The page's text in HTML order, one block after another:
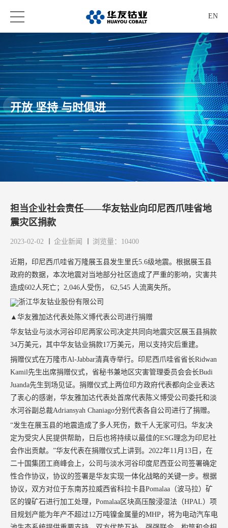
EN
开放 坚持 与时俱进
担当企业社会责任——华友钴业向印尼西爪哇省地
震灾区捐款
2023-02-02 企业新闻 浏览量：10400
近期，印尼西爪哇省万隆展玉县发生里氏5.6级地震。根据展玉县
政府的数据，本次地震对当地部分社区造成了严重的影响，灾害共
造成602人死亡；2,046人受伤， 62,545 人流离失所。
▲华友雅加达代表处陈义博代表公司进行捐赠
华友钴业与淡水河谷印尼两家公司决定共同向地震灾区展玉县捐款
34万美元，其中华友钴业捐款17万美元，用以支持灾后重建。
捐赠仪式在万隆市Al-Jabbar清真寺举行。印尼西爪哇省省长Ridwan
Kamil先生出席捐赠仪式，省秘书兼地区灾害管理委员会会长Budi
Juanda先生到场见证。捐赠仪式上两位印方政府代表都向企业表达
了衷心的感谢，华友雅加达代表处首席代表陈义博受公司委托和淡
水河谷副总裁Adriansyah Chaniago分别代表各自公司进行了捐赠。
“发生在展玉县的地震造成了多人死伤，数千人无家可归。华友决
定为受灾人民提供帮助，日后也将持续以最佳的ESG理念为印尼社
会作出贡献。”华友代表在捐赠仪式上讲到。2022年11月13日，在
二十国集团工商峰会上，公司与淡水河谷印度尼西亚公司签署确定
性合作协议，协议的签署是华友实现一体化战略的关键一步。根据
协议，双方对位于东南苏拉威西省科拉卡县Pomalaa（波马拉）矿
区的镍矿石进行加工处理，Pomalaa区块高压酸浸湿法（HPAL）项
目规划产能为年产不超过12万吨镍金属量的MHP，将为电动汽车电